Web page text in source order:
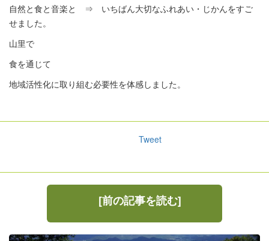
自然と食と音楽と ⇒ いちばん大切なふれあい・じかんをすご
せました。
山里で
食を通じて
地域活性化に取り組む必要性を体感しました。
Tweet
[前の記事を読む]